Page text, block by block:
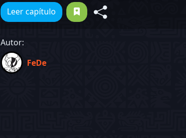
Leer capítulo
Autor:
FeDe